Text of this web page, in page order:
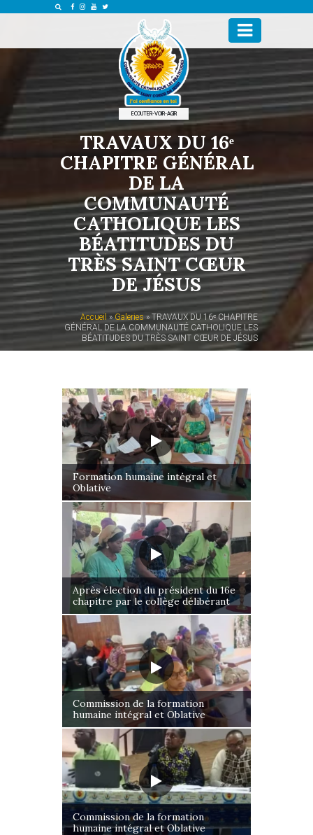
ECOUTER-VOIR-AGIR
TRAVAUX DU 16ᵉ
CHAPITRE GÉNÉRAL
DE LA
COMMUNAUTÉ
CATHOLIQUE LES
BÉATITUDES DU
TRÈS SAINT CŒUR
DE JÉSUS
Accueil »Galeries » TRAVAUX DU 16ᵉ CHAPITRE
GÉNÉRAL DE LA COMMUNAUTÉ CATHOLIQUE LES
BÉATITUDES DU TRÈS SAINT CŒUR DE JÉSUS
Formation humaine intégral et
Oblative
Après élection du président du 16e
chapitre par le collège délibérant
Commission de la formation
humaine intégral et Oblative
Commission de la formation
humaine intégral et Oblative